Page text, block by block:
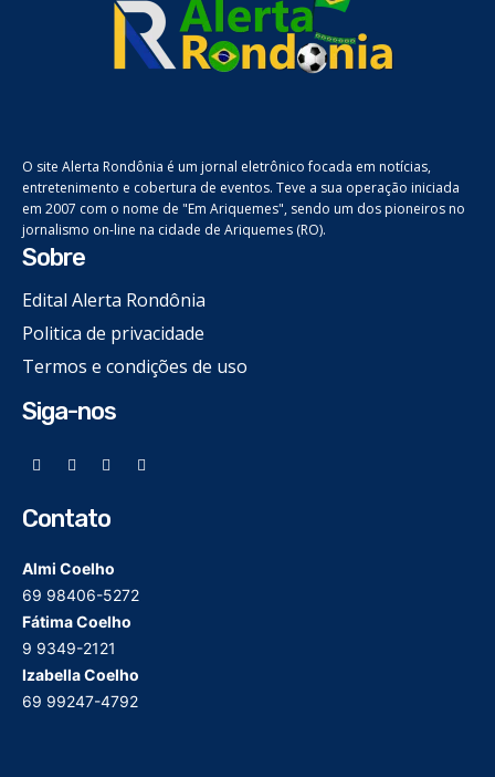
O site Alerta Rondônia é um jornal eletrônico focada em notícias,
entretenimento e cobertura de eventos. Teve a sua operação iniciada
em 2007 com o nome de "Em Ariquemes", sendo um dos pioneiros no
jornalismo on-line na cidade de Ariquemes (RO).
Sobre
Edital Alerta Rondônia
Politica de privacidade
Termos e condições de uso
Siga-nos
Contato
Almi Coelho
69 98406-5272
Fátima Coelho
9 9349-2121
Izabella Coelho
69 99247-4792